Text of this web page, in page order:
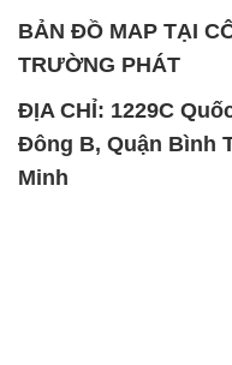
BẢN ĐỒ MAP TẠI
TRƯỜNG PHÁT
ĐỊA CHỈ: 1229C
Đông B, Quận Bình
Minh